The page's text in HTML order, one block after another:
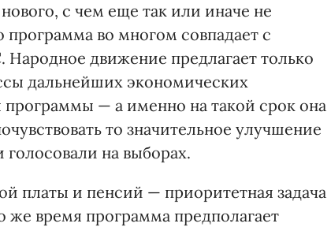
с чем еще так или иначе не
программа во многом совпадает с
движение предлагает только
дальнейших экономических
— а именно на такой срок она
то значительное улучшение
голосовали на выборах.
платы и пенсий — приоритетная задача
время программа предполагает